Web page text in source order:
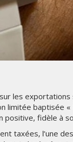
les exportations
limitée baptisée «
positive, fidèle à
taxées, l’une
BOY MISE SUR
FANS DE